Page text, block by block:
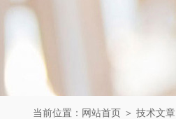
当前位置： 网站首页 ＞ 技术文章